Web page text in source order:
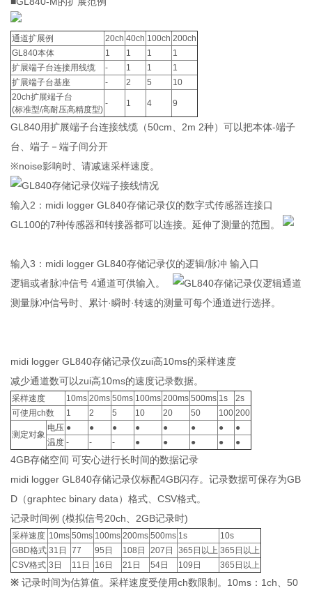
通道扩展例 20ch 40ch 100ch 200ch
GL840本体
1 1 1
1
扩展端子台连接用线缆
- 1 1
1
扩展端子台基座
- 2 5
10
20ch扩展端子台
(标准型/高耐压高精度型)
- 1 4 9
GL840用扩展端子台连接线缆（50cm、2m 2种）可以把本体-端子
台、端子－端子间分开
※noise影响时、请减速采样速度。
输入2：midi logger GL840存储记录仪的数字式传感器连接口
GL100的7种传感器和转接器都可以连接。延伸了测量的范围。
输入3：midi logger GL840存储记录仪的逻辑/脉冲 输入口
逻辑或者脉冲信号 4通道可供输入。
测量脉冲信号时、累计·瞬时·转速的测量可每个通道进行选择。
midi logger GL840存储记录仪zui高10ms的采样速度
减少通道数可以zui高10ms的速度记录数据。
采样速度 10ms 20ms 50ms 100ms 200ms 500ms 1s
2s
可使用ch数
1 2 5 10 20 50 100 200
测定对象
电压 ● ● ● ● ● ● ●
●
温度 - - - ● ● ● ● ●
4GB存储空间 可安心进行长时间的数据记录
midi logger GL840存储记录仪标配4GB闪存。记录数据可保存为GB
D（graphtec binary data）格式、CSV格式。
记录时间例 (模拟信号20ch、2GB记录时)
采样速度 10ms 50ms 100ms 200ms 500ms 1s
10s
GBD格式 31日 77 95日 108日 207日 365日以上 365日以上
CSV格式 3日 11日 16日 21日 54日 109日 365日以上
※ 记录时间为估算值。采样速度受使用ch数限制。10ms：1ch、50